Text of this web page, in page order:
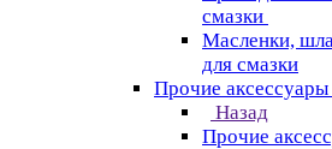
смазки
Масленки,
для смазки
Прочие аксессуары
Назад
Прочие